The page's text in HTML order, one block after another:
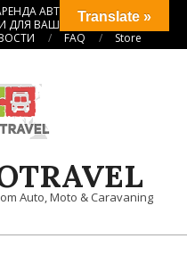
АВТОКЕМПЕРОВ
ДЛЯ ВАШИХ ПУТЕШЕСТВИЙ
FAQ Store
Auto, Moto & Caravaning
Translate »